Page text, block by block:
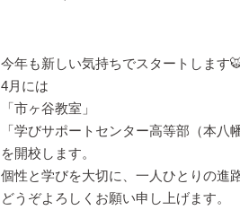
今年も新しい気持ちでスタートします
4月には
「市ヶ谷教室」
「学びサポートセンター高等部（本八
を開校します。
個性と学びを大切に、一人ひとりの進
どうぞよろしくお願い申し上げます。